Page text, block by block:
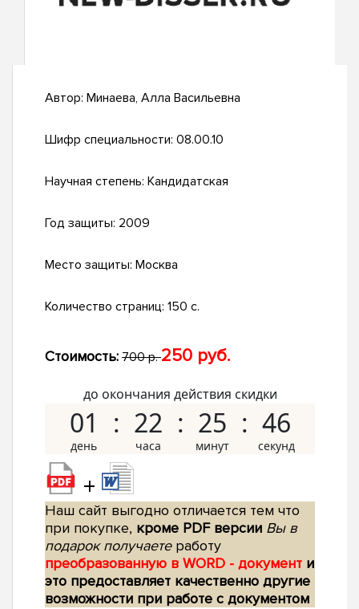
Автор: Минаева, Алла Васильевна
Шифр специальности: 08.00.10
Научная степень: Кандидатская
Год защиты: 2009
Место защиты: Москва
Количество страниц: 150 с.
Стоимость: 700 р.250 руб.
до окончания действия скидки
01 22 25 45
+
Наш сайт выгодно отличается тем что
при покупке, кроме PDF версии Вы в
подарок получаетеработу
преобразованную в WORD - документ и
это предоставляет качественно другие
возможности при работе с документом